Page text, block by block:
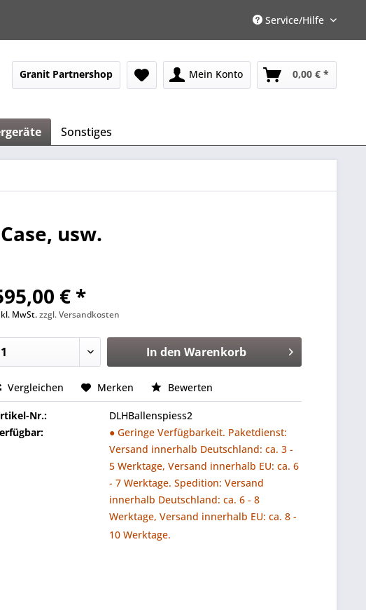
Service/Hilfe
Granit Partnershop Mein Konto 0,00 € *
Sonstiges
usw.
€ *
MwSt.zzgl. Versandkosten
In den Warenkorb
Vergleichen Merken Bewerten
Nr.:
DLHBallenspiess2
● Geringe Verfügbarkeit. Paketdienst:
Versand innerhalb Deutschland: ca. 3 -
5 Werktage, Versand innerhalb EU: ca. 6
- 7 Werktage. Spedition: Versand
innerhalb Deutschland: ca. 6 - 8
Werktage, Versand innerhalb EU: ca. 8 -
10 Werktage.